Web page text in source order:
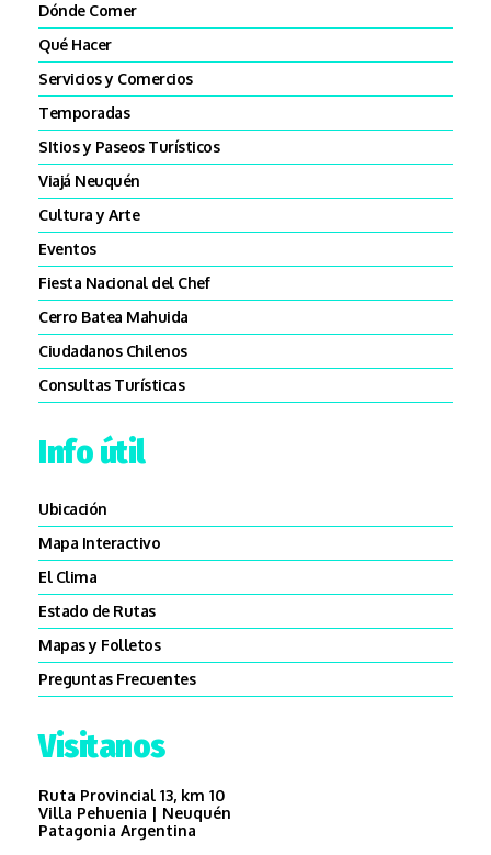
Dónde Comer
Qué Hacer
Servicios y Comercios
Temporadas
SItios y Paseos Turísticos
Viajá Neuquén
Cultura y Arte
Eventos
Fiesta Nacional del Chef
Cerro Batea Mahuida
Ciudadanos Chilenos
Consultas Turísticas
Info útil
Ubicación
Mapa Interactivo
El Clima
Estado de Rutas
Mapas y Folletos
Preguntas Frecuentes
Visitanos
Ruta Provincial 13, km 10
Villa Pehuenia | Neuquén
Patagonia Argentina